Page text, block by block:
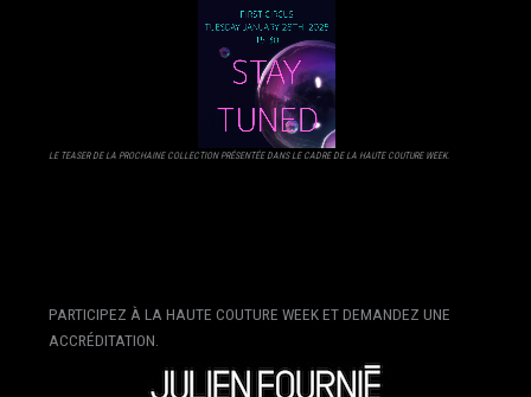
LE TEASER DE LA PROCHAINE COLLECTION PRÉSENTÉE DANS LE CADRE DE LA HAUTE COUTURE WEEK.
PARTICIPEZ À LA HAUTE COUTURE WEEK ET DEMANDEZ UNE
ACCRÉDITATION.